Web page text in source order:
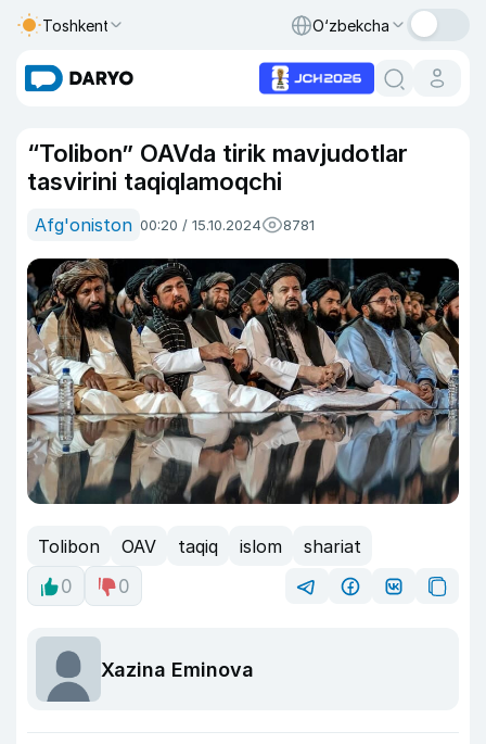
Toshkent O‘zbekcha
“Tolibon” OAVda tirik mavjudotlar
tasvirini taqiqlamoqchi
Afg'oniston 00:20 / 15.10.2024 8781
Tolibon OAV taqiq islom
shariat
0
0
Xazina Eminova